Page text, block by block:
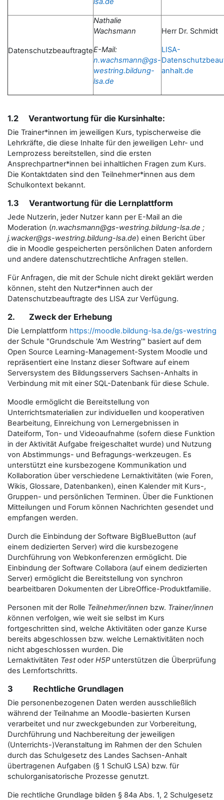
Datenschutzbeauftragte
Nathalie
Wachsmann
E-Mail:
n.wachsmann@gs-
westring.bildung-
lsa.de
Herr Dr. Schmidt
LISA-
anhalt.de
1.2 Verantwortung für die Kursinhalte:
Die Trainer*innen im jeweiligen Kurs, typischerweise die
Lehrkräfte, die diese Inhalte für den jeweiligen Lehr- und
Lernprozess bereitstellen, sind die ersten
Ansprechpartner*innen bei inhaltlichen Fragen zum Kurs.
Die Kontaktdaten sind den Teilnehmer*innen aus dem
Schulkontext bekannt.
1.3 Verantwortung für die Lernplattform
Jede Nutzerin, jeder Nutzer kann per E-Mail an die
Moderation (n.wachsmann@gs-westring.bildung-lsa.de ;
j.wacker@gs-westring.bildung-lsa.de) einen Bericht über
die in Moodle gespeicherten persönlichen Daten anfordern
und andere datenschutzrechtliche Anfragen stellen.
Für Anfragen, die mit der Schule nicht direkt geklärt werden
können, steht den Nutzer*innen auch der
Datenschutzbeauftragte des LISA zur Verfügung.
2. Zweck der Erhebung
Die Lernplattform https://moodle.bildung-lsa.de/gs-westring
der Schule "Grundschule 'Am Westring'" basiert auf dem
Open Source Learning-Management-System Moodle und
repräsentiert eine Instanz dieser Software auf einem
Serversystem des Bildungsservers Sachsen-Anhalts in
Verbindung mit mit einer SQL-Datenbank für diese Schule.
Moodle ermöglicht die Bereitstellung von
Unterrichtsmaterialien zur individuellen und kooperativen
Bearbeitung, Einreichung von Lernergebnissen in
Dateiform, Ton- und Videoaufnahme (sofern diese Funktion
in der Aktivität Aufgabe freigeschaltet wurde) und Nutzung
von Abstimmungs- und Befragungs-werkzeugen. Es
unterstützt eine kursbezogene Kommunikation und
Kollaboration über verschiedene Lernaktivitäten (wie Foren,
Wikis, Glossare, Datenbanken), einen Kalender mit Kurs-,
Gruppen- und persönlichen Terminen. Über die Funktionen
Mitteilungen und Forum können Nachrichten gesendet und
empfangen werden.
Durch die Einbindung der Software BigBlueButton (auf
einem dedizierten Server) wird die kursbezogene
Durchführung von Webkonferenzen ermöglicht. Die
Einbindung der Software Collabora (auf einem dedizierten
Server) ermöglicht die Bereitstellung von synchron
bearbeitbaren Dokumenten der LibreOffice-Produktfamilie.
Personen mit der Rolle Teilnehmer/innen bzw. Trainer/innen
können verfolgen, wie weit sie selbst im Kurs
fortgeschritten sind, welche Aktivitäten oder ganze Kurse
bereits abgeschlossen bzw. welche Lernaktivitäten noch
nicht abgeschlossen wurden. Die
Lernaktivitäten TestoderH5P unterstützen die Überprüfung
des Lernfortschritts.
3 Rechtliche Grundlagen
Die personenbezogenen Daten werden ausschließlich
während der Teilnahme an Moodle-basierten Kursen
verarbeitet und nur zweckgebunden zur Vorbereitung,
Durchführung und Nachbereitung der jeweiligen
(Unterrichts-)Veranstaltung im Rahmen der den Schulen
durch das Schulgesetz des Landes Sachsen-Anhalt
übertragenen Aufgaben (§ 1 SchulG LSA) bzw. für
schulorganisatorische Prozesse genutzt.
Die rechtliche Grundlage bilden § 84a Abs. 1, 2 Schulgesetz